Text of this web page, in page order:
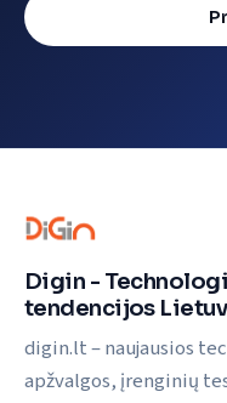
Digin -
tendencijos
digin.lt – naujausios
apžvalgos, įrenginių